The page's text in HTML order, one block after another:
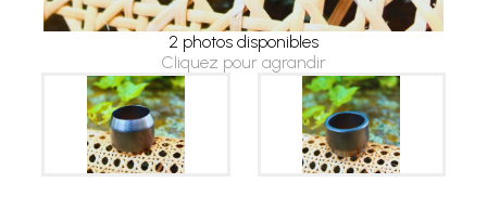
2 photos disponibles
Cliquez pour agrandir